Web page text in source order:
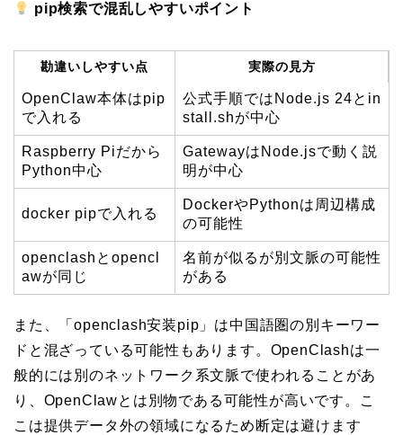
pip検索で混乱しやすいポイント
勘違いしやすい点 実際の見方
OpenClaw本体はpip
で入れる
公式手順ではNode.js 24とin
stall.shが中心
Raspberry Piだから
Python中心
GatewayはNode.jsで動く説
明が中心
docker pipで入れる
DockerやPythonは周辺構成
の可能性
openclashとopencl
awが同じ
名前が似るが別文脈の可能性
がある
また、「openclash安装pip」は中国語圏の別キーワー
ドと混ざっている可能性もあります。OpenClashは一
般的には別のネットワーク系文脈で使われることがあ
り、OpenClawとは別物である可能性が高いです。こ
こは提供データ外の領域になるため断定は避けます